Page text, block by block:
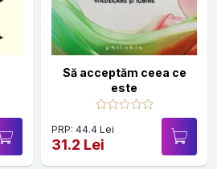
Să acceptăm ceea ce
este
PRP: 44.4 Lei
31.2 Lei